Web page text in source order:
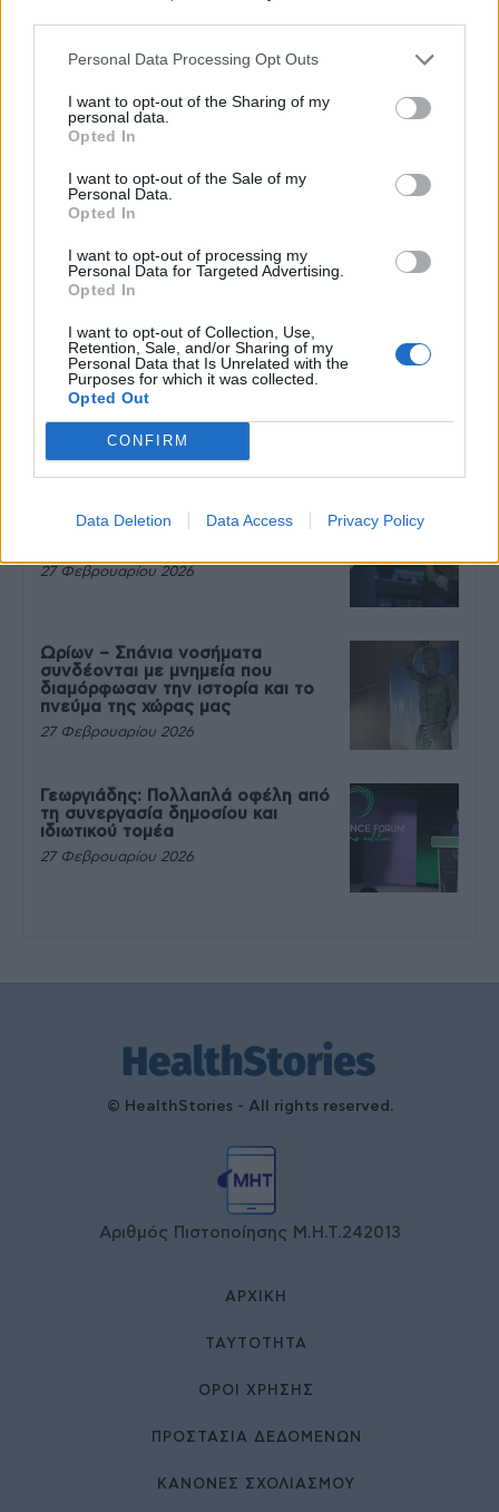
Personal Data Processing Opt Outs
I want to opt-out of the Sharing of my
personal data.
Opted In
I want to opt-out of the Sale of my
Personal Data.
Opted In
I want to opt-out of processing my
Personal Data for Targeted Advertising.
Opted In
I want to opt-out of Collection, Use,
Retention, Sale, and/or Sharing of my
Personal Data that Is Unrelated with the
Purposes for which it was collected.
Opted Out
CONFIRM
Data Deletion Data Access Privacy Policy
ΙΣΤΟΡΊΕΣ ΥΓΕΊΑΣ
Τελευταία Νέα
9 πράγματα που δεν πρέπει να
27 Φεβρουαρίου 2026
Πάνω από 100 μωρά έχουν
γεννηθεί μέσω εξωσωματικής, με
την υποστήριξη της Be-Live
Μεταπροπονητική πείνα: Ο λόγος
που θέλεις να καταβροχθίσεις τα
27 Φεβρουαρίου 2026
Ωρίων – Σπάνια νοσήματα
συνδέονται με μνημεία που
διαμόρφωσαν την ιστορία και το
πνεύμα της χώρας μας
27 Φεβρουαρίου 2026
Γεωργιάδης: Πολλαπλά οφέλη από
τη συνεργασία δημοσίου και
ιδιωτικού τομέα
27 Φεβρουαρίου 2026
© HealthStories - All rights reserved.
Αριθμός Πιστοποίησης Μ.Η.Τ.242013
ΑΡΧΙΚΉ
ΤΑΥΤΌΤΗΤΑ
ΌΡΟΙ ΧΡΉΣΗΣ
ΠΡΟΣΤΑΣΙΑ ΔΕΔΟΜΕΝΩΝ
ΚΑΝΟΝΕΣ ΣΧΟΛΙΑΣΜΟΥ